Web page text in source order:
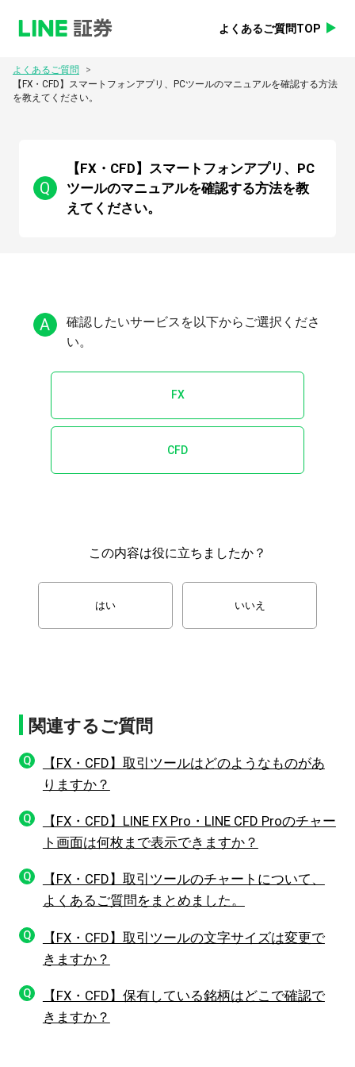
よくあるご質問TOP
よくあるご質問
>
【FX・CFD】スマートフォンアプリ、PCツールのマニュアルを確認する方法
を教えてください。
Q
【FX・CFD】スマートフォンアプリ、PC
ツールのマニュアルを確認する方法を教
えてください。
A
確認したいサービスを以下からご選択くださ
FX
CFD
この内容は役に立ちましたか？
はい いいえ
関連するご質問
Q
【FX・CFD】取引ツールはどのようなものがあ
りますか？
Q
【FX・CFD】LINE FX Pro・LINE CFD Proのチャー
ト画面は何枚まで表示できますか？
Q
【FX・CFD】取引ツールのチャートについて、
よくあるご質問をまとめました。
Q
【FX・CFD】取引ツールの文字サイズは変更で
きますか？
Q
【FX・CFD】保有している銘柄はどこで確認で
きますか？